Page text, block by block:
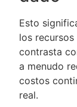
Esto
los recursos
contrasta
a menudo
costos
real.